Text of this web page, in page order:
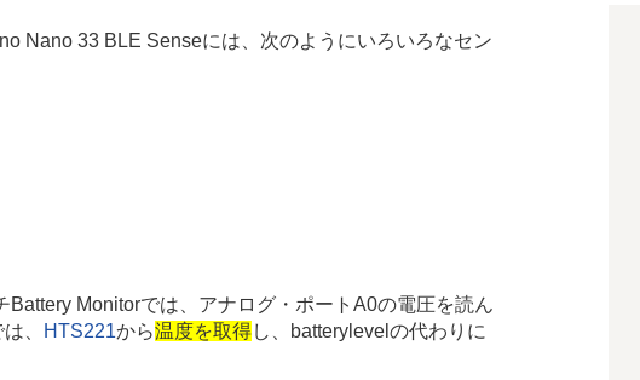
Nano 33 BLE Senseには、次のようにいろいろなセン
Monitorでは、アナログ・ポートA0の電圧を読ん
、
HTS221から温度を取得し、batterylevelの代わりに